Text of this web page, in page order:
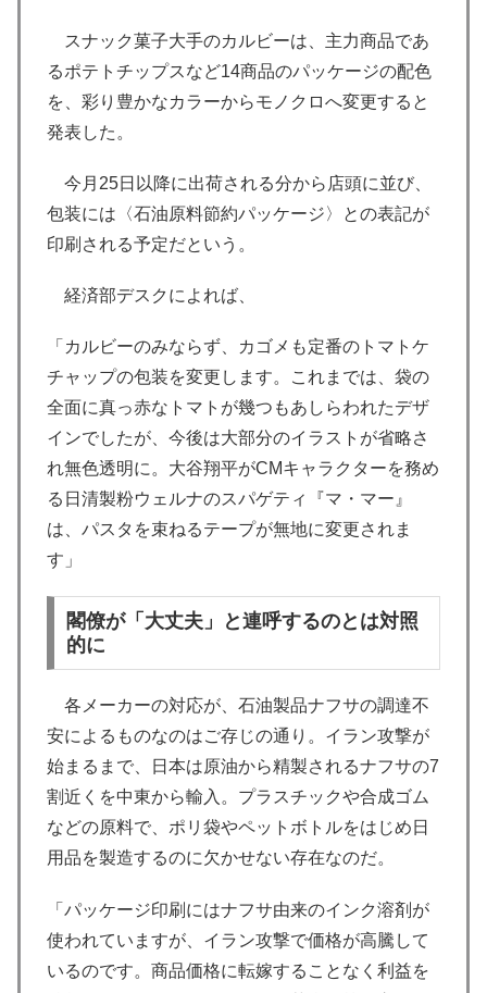
スナック菓子大手のカルビーは、主力商品であ
るポテトチップスなど14商品のパッケージの配色
を、彩り豊かなカラーからモノクロへ変更すると
発表した。
今月25日以降に出荷される分から店頭に並び、
包装には〈石油原料節約パッケージ〉との表記が
印刷される予定だという。
経済部デスクによれば、
「カルビーのみならず、カゴメも定番のトマトケ
チャップの包装を変更します。これまでは、袋の
全面に真っ赤なトマトが幾つもあしらわれたデザ
インでしたが、今後は大部分のイラストが省略さ
れ無色透明に。大谷翔平がCMキャラクターを務め
る日清製粉ウェルナのスパゲティ『マ・マー』
は、パスタを束ねるテープが無地に変更されま
す」
閣僚が「大丈夫」と連呼するのとは対照
的に
各メーカーの対応が、石油製品ナフサの調達不
安によるものなのはご存じの通り。イラン攻撃が
始まるまで、日本は原油から精製されるナフサの7
割近くを中東から輸入。プラスチックや合成ゴム
などの原料で、ポリ袋やペットボトルをはじめ日
用品を製造するのに欠かせない存在なのだ。
「パッケージ印刷にはナフサ由来のインク溶剤が
使われていますが、イラン攻撃で価格が高騰して
いるのです。商品価格に転嫁することなく利益を